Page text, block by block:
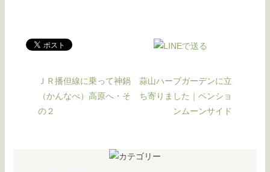
ＪＲ播但線に乗って神鍋
（かんなべ）高原へ・そ
の２
蒜山ハーブガーデンに立
ち寄りました｜ペンショ
ンムーンサイド